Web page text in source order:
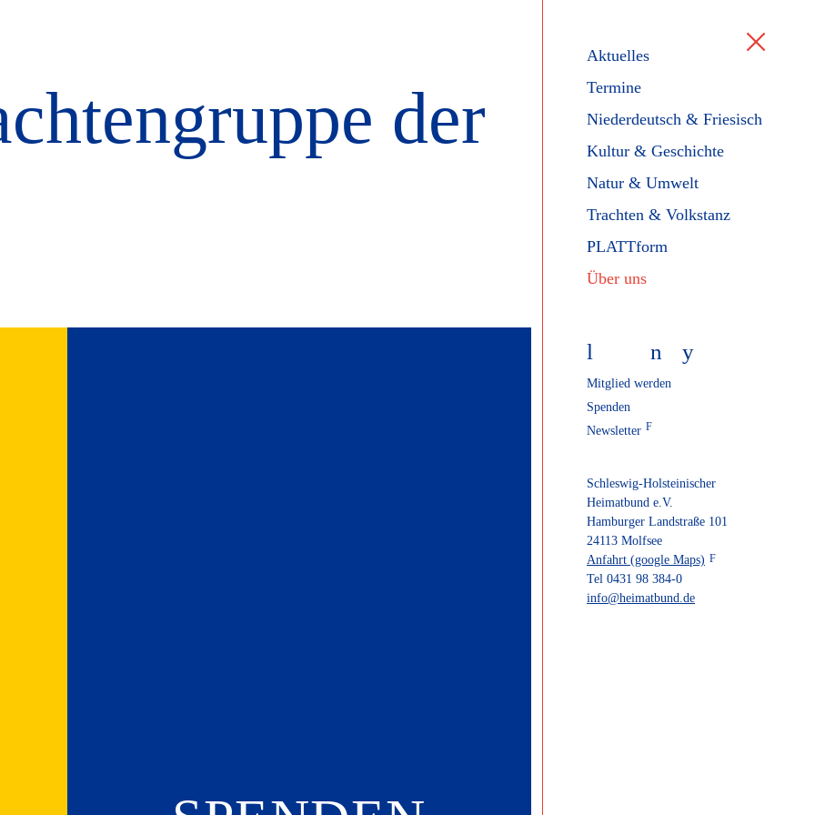
Aktuelles
Termine
Niederdeutsch & Friesisch
Kultur & Geschichte
Natur & Umwelt
Trachten & Volkstanz
PLATTform
Über uns
l n y
Mitglied werden
Spenden
Newsletter
Schleswig-Holsteinischer
Heimatbund e.V.
Hamburger Landstraße 101
24113 Molfsee
Anfahrt (google Maps)
Tel 0431 98 384-0
info@heimatbund.de
der